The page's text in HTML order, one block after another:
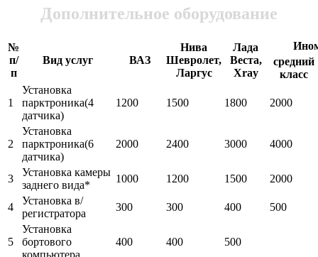
Дополнительное оборудование
№
п/
п
Вид услуг ВАЗ
Нива
Шевролет,
Ларгус
Лада
Веста,
Xray
средний
класс
1
Установка
парктроника(4
датчика)
1200 1500 1800 2000
2
Установка
парктроника(6
датчика)
2000 2400 3000 4000
3
Установка камеры
заднего вида*
1000 1200 1500 2000
4
Установка в/
регистратора
300 300 400 500
5
Установка
бортового
компьютера
400 400 500